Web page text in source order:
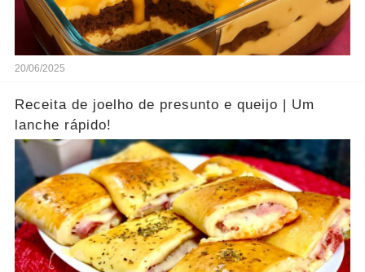
20/06/2025
Receita de joelho de presunto e queijo | Um
lanche rápido!